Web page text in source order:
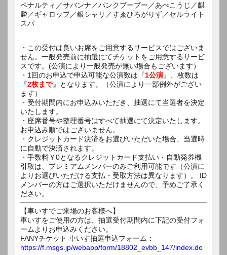
ペナルティ／サバンナ／パンクブーブー／あべこうじ／麒
麟／ギャロップ／銀シャリ／すゑひろがりず／セルライト
スパ
・この受付は良いお席をご用意するサービスではございま
せん。一般発売前に抽選にてチケットをご用意するサービ
スです。(公演により一般発売が無い場合もございます）
・1回のお申込で申込可能な公演数は『1公演』、枚数は
『2枚まで』となります。（公演により一部例外がござい
ます）
・受付期間内にお申込みいただき、抽選にて当選者を決定
いたします。
・座席番号や整理番号はすべて抽選にて決定いたします。
お申込み順ではございません。
・クレジットカード決済をお選びいただいた場合、当選時
に自動で決済されます。
・手数料￥0となるクレジットカード支払い・自動発券機
引取は、プレミアムメンバーのみご利用可能です（公演に
よりお選びいただける支払・受取方法は異なります）。 ID
メンバーの方はご選択いただけませんので、予めご了承く
ださい。
【車いすでご来場のお客様へ】
車いすをご使用の方は、抽選受付期間内に下記の受付フォ
ームよりお申込みください。
FANYチケット 車いす抽選申込フォーム：
https://f.msgs.jp/webapp/form/18802_evbb_147/index.do